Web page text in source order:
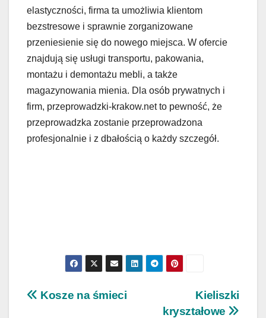
elastyczności, firma ta umożliwia klientom
bezstresowe i sprawnie zorganizowane
przeniesienie się do nowego miejsca. W ofercie
znajdują się usługi transportu, pakowania,
montażu i demontażu mebli, a także
magazynowania mienia. Dla osób prywatnych i
firm, przeprowadzki-krakow.net to pewność, że
przeprowadzka zostanie przeprowadzona
profesjonalnie i z dbałością o każdy szczegół.
Nawigacja
Kieliszki
kryształowe
Kosze na śmieci